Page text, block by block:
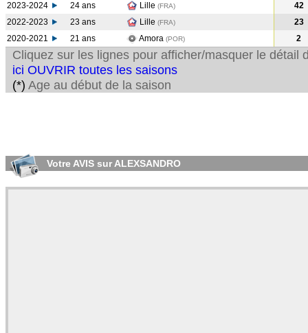
2023-2024
24 ans Lille (FRA)
42
2022-2023
23 ans Lille (FRA)
23
2020-2021
21 ans Amora (POR) 2
Cliquez sur les lignes pour afficher/masquer le détail
ici OUVRIR toutes les saisons
(*) Age au début de la saison
Votre AVIS sur ALEXSANDRO